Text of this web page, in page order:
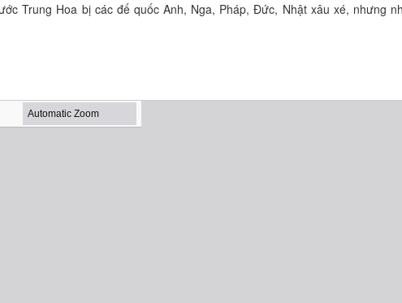
Trung Hoa bị các đế quốc Anh, Nga, Pháp, Đức, Nhật xâu xé, nhưng